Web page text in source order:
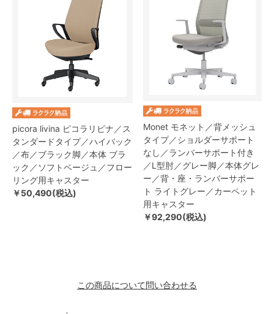
picora livina ピコラリビナ／ス
タンダードタイプ／ハイバック
／布／ブラック脚／本体 ブラ
ック／ソフトベージュ／フロー
リング用キャスター
￥50,490(税込)
Monet モネット／背メッシュ
タイプ／ショルダーサポート
なし／ランバーサポート付き
／L型肘／グレー脚／本体グレ
ー／背・座・ランバーサポー
ト ライトグレー／カーペット
用キャスター
￥92,290(税込)
この商品について問い合わせる